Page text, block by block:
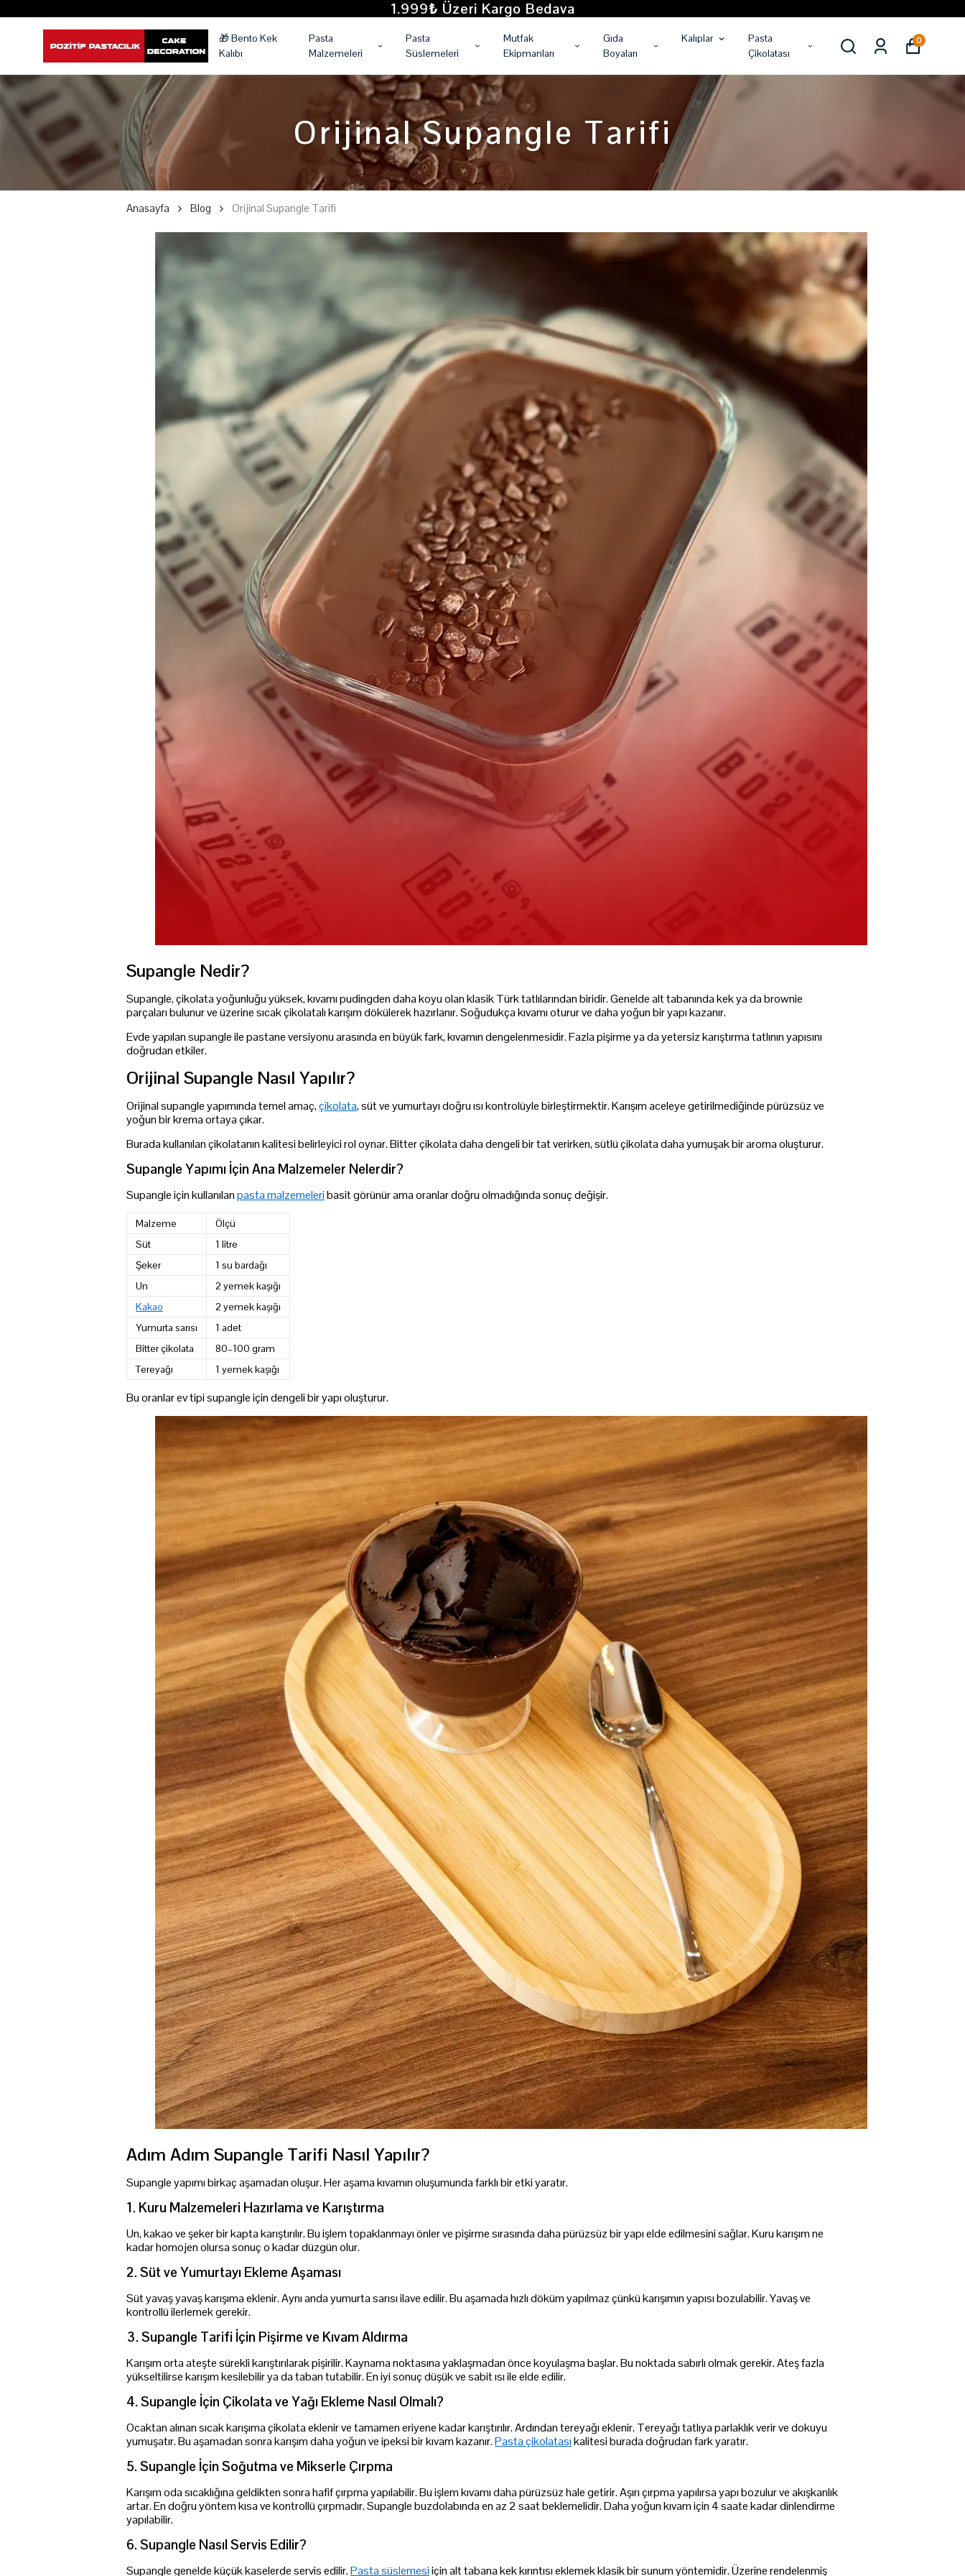
1.999₺ Üzeri Kargo Bedava
🎁 Bento Kek
Kalıbı
Pasta
Malzemeleri
Pasta
Süslemeleri
Mutfak
Ekipmanları
Gıda
Boyaları
Kalıplar
Pasta
Çikolatası
0
Orijinal Supangle Tarifi
Anasayfa Blog Orijinal Supangle Tarifi
Supangle Nedir?
Supangle, çikolata yoğunluğu yüksek, kıvamı pudingden daha koyu olan klasik Türk tatlılarından biridir. Genelde alt tabanında kek ya da brownie
parçaları bulunur ve üzerine sıcak çikolatalı karışım dökülerek hazırlanır. Soğudukça kıvamı oturur ve daha yoğun bir yapı kazanır.
Evde yapılan supangle ile pastane versiyonu arasında en büyük fark, kıvamın dengelenmesidir. Fazla pişirme ya da yetersiz karıştırma tatlının yapısını
doğrudan etkiler.
Orijinal Supangle Nasıl Yapılır?
Orijinal supangle yapımında temel amaç,çikolata, süt ve yumurtayı doğru ısı kontrolüyle birleştirmektir. Karışım aceleye getirilmediğinde pürüzsüz ve
yoğun bir krema ortaya çıkar.
Burada kullanılan çikolatanın kalitesi belirleyici rol oynar. Bitter çikolata daha dengeli bir tat verirken, sütlü çikolata daha yumuşak bir aroma oluşturur.
Supangle Yapımı İçin Ana Malzemeler Nelerdir?
Supangle için kullanılanpasta malzemeleribasit görünür ama oranlar doğru olmadığında sonuç değişir.
Malzeme
Ölçü
Süt
1 litre
Şeker
1 su bardağı
Un
2 yemek kaşığı
Kakao
2 yemek kaşığı
Yumurta sarısı
1 adet
Bitter çikolata
80–100 gram
Tereyağı
1 yemek kaşığı
Bu oranlar ev tipi supangle için dengeli bir yapı oluşturur.
Adım Adım Supangle Tarifi Nasıl Yapılır?
Supangle yapımı birkaç aşamadan oluşur. Her aşama kıvamın oluşumunda farklı bir etki yaratır.
1. Kuru Malzemeleri Hazırlama ve Karıştırma
Un, kakao ve şeker bir kapta karıştırılır. Bu işlem topaklanmayı önler ve pişirme sırasında daha pürüzsüz bir yapı elde edilmesini sağlar. Kuru karışım ne
kadar homojen olursa sonuç o kadar düzgün olur.
2. Süt ve Yumurtayı Ekleme Aşaması
Süt yavaş yavaş karışıma eklenir. Aynı anda yumurta sarısı ilave edilir. Bu aşamada hızlı döküm yapılmaz çünkü karışımın yapısı bozulabilir. Yavaş ve
kontrollü ilerlemek gerekir.
3. Supangle Tarifi İçin Pişirme ve Kıvam Aldırma
Karışım orta ateşte sürekli karıştırılarak pişirilir. Kaynama noktasına yaklaşmadan önce koyulaşma başlar. Bu noktada sabırlı olmak gerekir. Ateş fazla
yükseltilirse karışım kesilebilir ya da taban tutabilir. En iyi sonuç düşük ve sabit ısı ile elde edilir.
4. Supangle İçin Çikolata ve Yağı Ekleme Nasıl Olmalı?
Ocaktan alınan sıcak karışıma çikolata eklenir ve tamamen eriyene kadar karıştırılır. Ardından tereyağı eklenir. Tereyağı tatlıya parlaklık verir ve dokuyu
yumuşatır. Bu aşamadan sonra karışım daha yoğun ve ipeksi bir kıvam kazanır.Pasta çikolatasıkalitesi burada doğrudan fark yaratır.
5. Supangle İçin Soğutma ve Mikserle Çırpma
Karışım oda sıcaklığına geldikten sonra hafif çırpma yapılabilir. Bu işlem kıvamı daha pürüzsüz hale getirir. Aşırı çırpma yapılırsa yapı bozulur ve akışkanlık
artar. En doğru yöntem kısa ve kontrollü çırpmadır. Supangle buzdolabında en az 2 saat beklemelidir. Daha yoğun kıvam için 4 saate kadar dinlendirme
yapılabilir.
6. Supangle Nasıl Servis Edilir?
Supangle genelde küçük kaselerde servis edilir.Pasta süslemesiiçin alt tabana kek kırıntısı eklemek klasik bir sunum yöntemidir. Üzerine rendelenmiş